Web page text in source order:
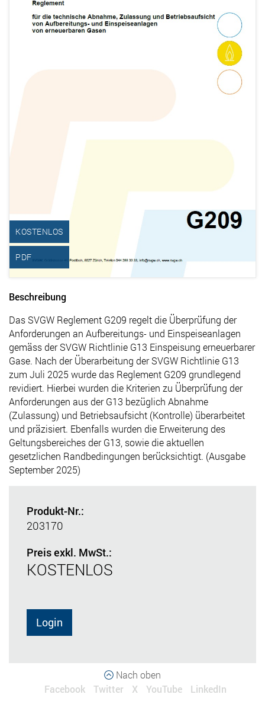
KOSTENLOS
PDF
Beschreibung
Das SVGW Reglement G209 regelt die Überprüfung der
Anforderungen an Aufbereitungs- und Einspeiseanlagen
gemäss der SVGW Richtlinie G13 Einspeisung erneuerbarer
Gase. Nach der Überarbeitung der SVGW Richtlinie G13
zum Juli 2025 wurde das Reglement G209 grundlegend
revidiert. Hierbei wurden die Kriterien zu Überprüfung der
Anforderungen aus der G13 bezüglich Abnahme
(Zulassung) und Betriebsaufsicht (Kontrolle) überarbeitet
und präzisiert. Ebenfalls wurden die Erweiterung des
Geltungsbereiches der G13, sowie die aktuellen
gesetzlichen Randbedingungen berücksichtigt. (Ausgabe
September 2025)
Produkt-Nr.:
203170
Preis exkl. MwSt.:
KOSTENLOS
Login
Nach oben
Facebook
Twitter X YouTube LinkedIn